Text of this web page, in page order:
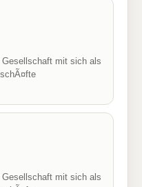
mit sich als
mit sich als